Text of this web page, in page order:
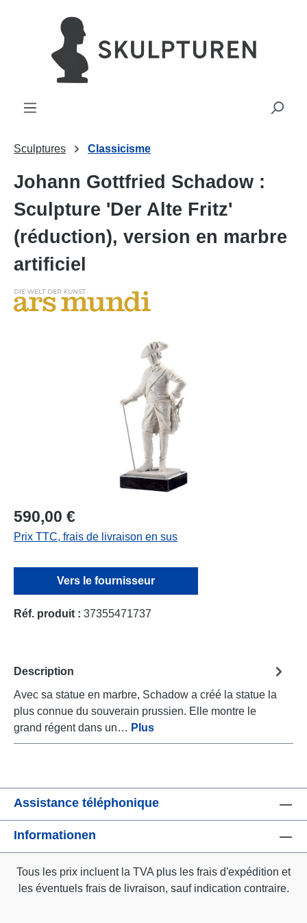
principal
Sculptures Classicisme
Johann Gottfried Schadow :
Sculpture 'Der Alte Fritz'
(réduction), version en marbre
artificiel
590,00 €
Prix TTC, frais de livraison en sus
Vers le fournisseur
Réf. produit : 37355471737
Description
Avec sa statue en marbre, Schadow a créé la statue la
plus connue du souverain prussien. Elle montre le
grand régent dans un… Plus
Assistance téléphonique
Informationen
Tous les prix incluent la TVA plus les frais d'expédition et
les éventuels frais de livraison, sauf indication contraire.